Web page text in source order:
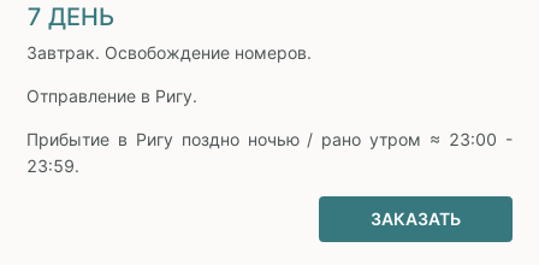
7 ДЕНЬ
Завтрак. Освобождение номеров.
Отправление в Ригу.
Прибытие в Ригу поздно ночью / рано утром ≈ 23:00 -
23:59.
ЗАКАЗАТЬ